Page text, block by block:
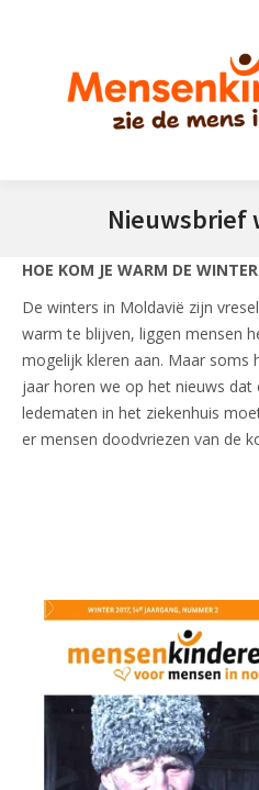
Nieuwsbrief
HOE KOM JE WARM DE
De winters in Moldavië zijn
warm te blijven, liggen mensen
mogelijk kleren aan. Maar soms
jaar horen we op het nieuws
ledematen in het ziekenhuis
er mensen doodvriezen van de